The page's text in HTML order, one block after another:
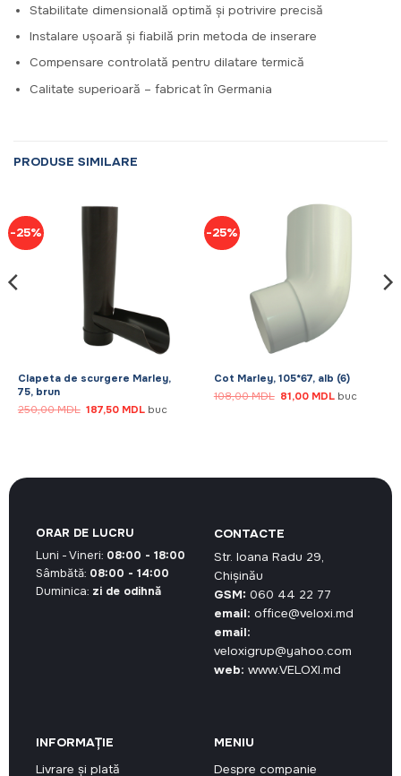
Stabilitate dimensională optimă și potrivire precisă
Instalare ușoară și fiabilă prin metoda de inserare
Compensare controlată pentru dilatare termică
Calitate superioară – fabricat în Germania
PRODUSE SIMILARE
-25%
Clapeta de scurgere Marley,
75, brun
250,00MDL Prețul
inițial
187,50 MDLPrețul
buc
-25%
Cot Marley, 105*67, alb (6)
108,00MDL Prețul
inițial
81,00 MDLPrețul
buc
CONTACTE
Str. Ioana Radu 29,
Chișinău
GSM: 060 44 22 77
email: office@veloxi.md
email:
veloxigrup@yahoo.com
web: www.VELOXI.md
INFORMAȚIE
Livrare și plată
MENIU
Despre companie
ORAR DE LUCRU
Luni - Vineri: 08:00 - 18:00
Sâmbătă: 08:00 - 14:00
Duminica: zi de odihnă